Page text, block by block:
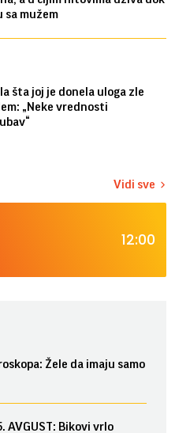
sa mužem
šta joj je donela uloga zle
„Neke vrednosti
Vidi sve
12:00
Žele da imaju samo
AVGUST: Bikovi vrlo